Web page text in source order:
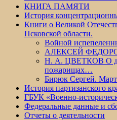
КНИГА ПАМЯТИ
История
Книги о Великой
Псковской области.
Войной
АЛЕКСЕЙ
Н. А. ЦВЕТКОВ О
пожарищах…
Бирюк Сергей. Март
История партизанского
ГБУК «Военно-
Федеральные данные и
Отчеты о деятельности